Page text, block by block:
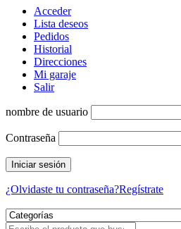
Acceder
Lista deseos
Pedidos
Historial
Direcciones
Mi garaje
Salir
nombre de usuario
Contraseña
¿Olvidaste tu contraseña?Regístrate